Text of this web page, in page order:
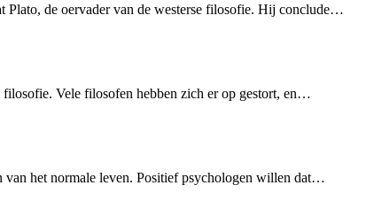
Plato, de oervader van de westerse filosofie. Hij conclude…
filosofie. Vele filosofen hebben zich er op gestort, en…
van het normale leven. Positief psychologen willen dat…